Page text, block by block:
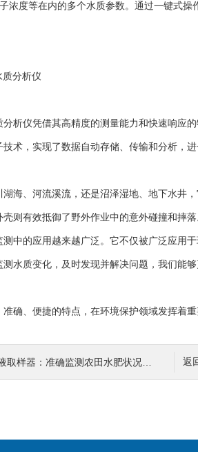
浓度等在内的多个水质参数。通过一键式操
仪凭借其高精度的测量能力和快速响应
术，实现了数据自动存储、传输和分析，进
、河流溪流，还是沼泽湿地、地下水井，
则有效抵御了野外作业中的意外碰撞和摔落
的应用越来越广泛。它不仅被广泛应用于
水质变化，及时发现并解决问题，我们能
、便捷的特点，在环境保护领域发挥着重
返
样器：准确监测农田水肥状况的创新工具